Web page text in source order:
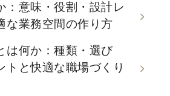
：意味・役割・設計レ
な業務空間の作り方
は何か：種類・選び
トと快適な職場づくり